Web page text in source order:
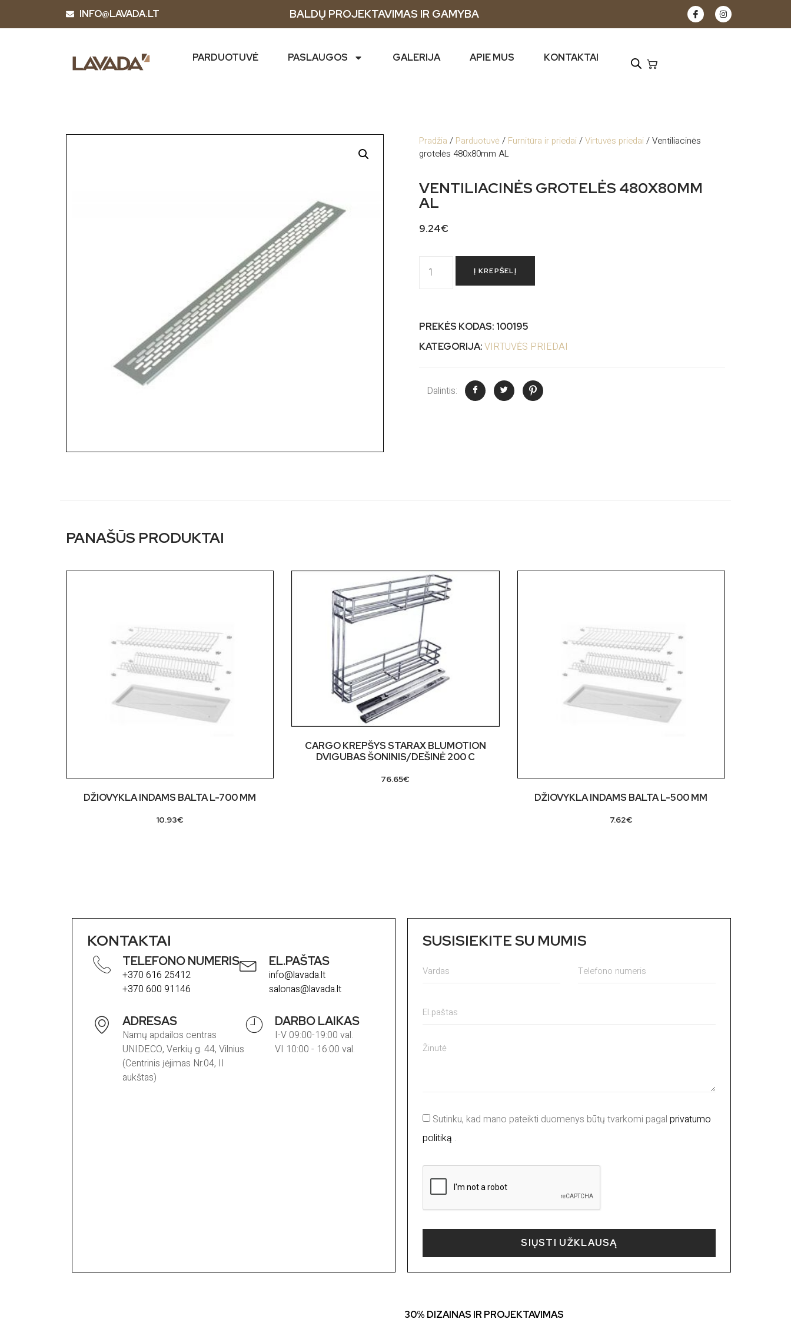
INFO@LAVADA.LT BALDŲ PROJEKTAVIMAS IR GAMYBA
PARDUOTUVĖ PASLAUGOS GALERIJA APIE MUS KONTAKTAI
Pradžia / Parduotuvė/ Furnitūra ir priedai /Virtuvės priedai / Ventiliacinės
grotelės 480x80mm AL
VENTILIACINĖS GROTELĖS 480X80MM
AL
9.24€
Į KREPŠELĮ
PREKĖS KODAS: 100195
KATEGORIJA:VIRTUVĖS PRIEDAI
Dalintis:
PANAŠŪS PRODUKTAI
DŽIOVYKLA INDAMS BALTA L-700 MM
10.93€
CARGO KREPŠYS STARAX BLUMOTION
DVIGUBAS ŠONINIS/DEŠINĖ 200 C
76.65€
DŽIOVYKLA INDAMS BALTA L-500 MM
7.62€
KONTAKTAI
TELEFONO NUMERIS
+370 616 25412
+370 600 91146
EL.PAŠTAS
info@lavada.lt
salonas@lavada.lt
ADRESAS
Namų apdailos centras
UNIDECO, Verkių g. 44, Vilnius
(Centrinis įėjimas Nr.04, II
aukštas)
DARBO LAIKAS
I-V 09:00-19:00 val.
VI 10:00 - 16:00 val.
SUSISIEKITE SU MUMIS
Sutinku, kad mano pateikti duomenys būtų tvarkomi pagal privatumo
politiką .
SIŲSTI UŽKLAUSĄ
30% DIZAINAS IR PROJEKTAVIMAS